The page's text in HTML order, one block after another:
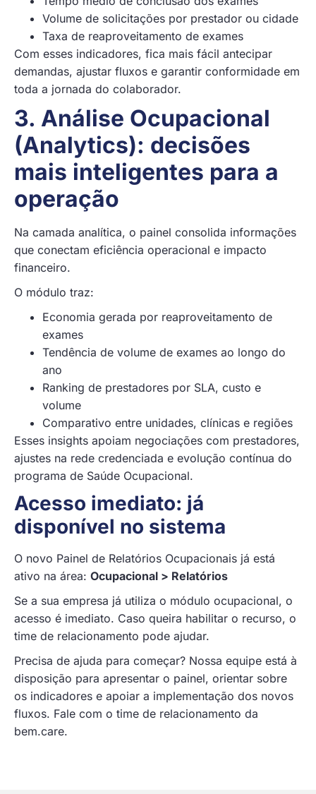
Volume de solicitações por prestador ou cidade
Taxa de reaproveitamento de exames
Com esses indicadores, fica mais fácil antecipar
demandas, ajustar fluxos e garantir conformidade em
toda a jornada do colaborador.
3. Análise Ocupacional
(Analytics): decisões
mais inteligentes para a
operação
Na camada analítica, o painel consolida informações
que conectam eficiência operacional e impacto
financeiro.
O módulo traz:
Economia gerada por reaproveitamento de
exames
Tendência de volume de exames ao longo do
ano
Ranking de prestadores por SLA, custo e
volume
Comparativo entre unidades, clínicas e regiões
Esses insights apoiam negociações com prestadores,
ajustes na rede credenciada e evolução contínua do
programa de Saúde Ocupacional.
Acesso imediato: já
disponível no sistema
O novo Painel de Relatórios Ocupacionais já está
ativo na área: Ocupacional > Relatórios
Se a sua empresa já utiliza o módulo ocupacional, o
acesso é imediato. Caso queira habilitar o recurso, o
time de relacionamento pode ajudar.
Precisa de ajuda para começar? Nossa equipe está à
disposição para apresentar o painel, orientar sobre
os indicadores e apoiar a implementação dos novos
fluxos. Fale com o time de relacionamento da
bem.care.